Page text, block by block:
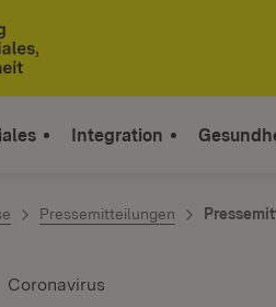
Integration
Pressemitteilungen
Coronavirus